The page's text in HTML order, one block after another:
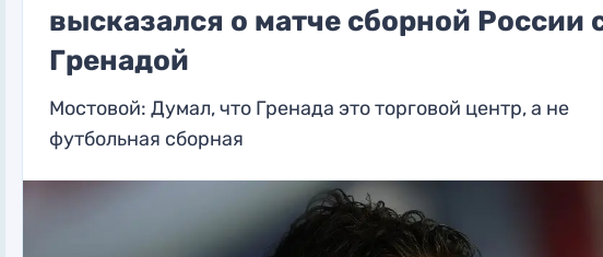
высказался о матче сборной России
Гренадой
Мостовой: Думал, что Гренада это торговой центр, а не
футбольная сборная